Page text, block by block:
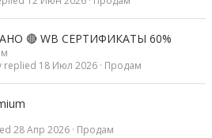
🔴 WB СЕРТИФИКАТЫ 60%
Продам
18 Июл 2026
Продам
28 Апр 2026